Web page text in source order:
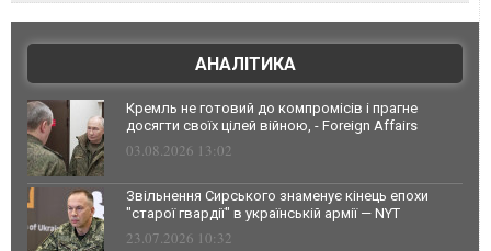
АНАЛІТИКА
Кремль не готовий до компромісів і прагне
досягти своїх цілей війною, - Foreign Affairs
03.08.2026 13:02
Звільнення Сирського знаменує кінець епохи
"старої гвардії" в українській армії — NYT
23.07.2026 10:32